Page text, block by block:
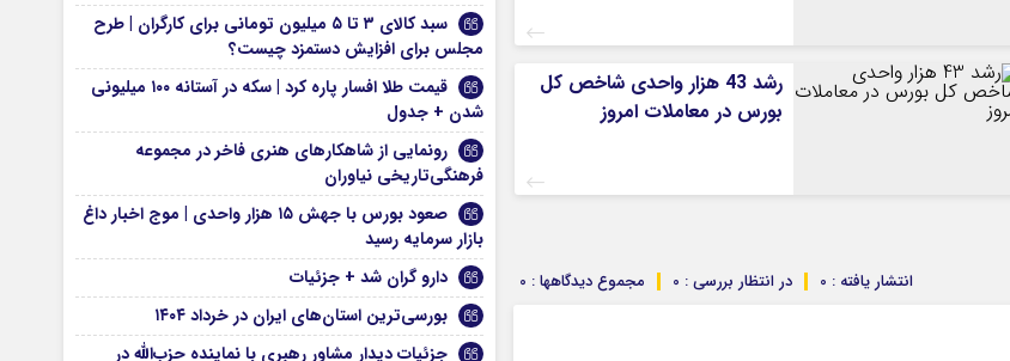
رشد 43 هزار واحدی شاخص کل
بورس در معاملات امروز
مجموع دیدگاهها : 0 در انتظار بررسی : 0 انتشار یافته : 0
سبد کالای ۳ تا ۵ میلیون تومانی برای کارگران | طرح
مجلس برای افزایش دستمزد چیست؟
قیمت طلا افسار پاره کرد | سکه در آستانه ۱۰۰ میلیونی
شدن + جدول
رونمایی از شاهکارهای هنری فاخر در مجموعه
فرهنگی‌تاریخی نیاوران
صعود بورس با جهش ۱۵ هزار واحدی | موج اخبار داغ
بازار سرمایه رسید
دارو گران شد + جزئیات
بورسی‌ترین استان‌های ایران در خرداد ۱۴۰۴
جزئیات دیدار مشاور رهبری با نماینده حزب‌الله در